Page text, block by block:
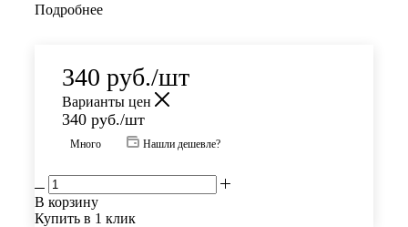
Подробнее
340 руб./шт
Варианты цен
340 руб./шт
Много Нашли дешевле?
В корзину
Купить в 1 клик